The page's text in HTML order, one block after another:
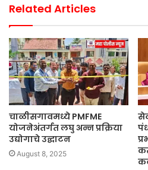
Related Articles
चाळीसगावमध्ये PMFME
योजनेअंतर्गत लघु अन्न प्रक्रिया
उद्योगाचे उद्घाटन
August 8, 2025